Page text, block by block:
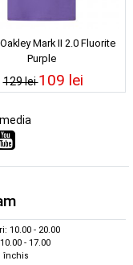
Mark II 2.0 Fluorite
Purple
129 lei109 lei
10.00 - 20.00
- 17.00
închis